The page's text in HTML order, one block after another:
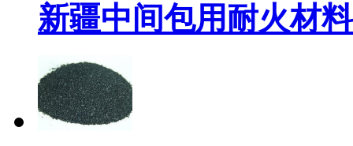
新疆中间包用耐火材料